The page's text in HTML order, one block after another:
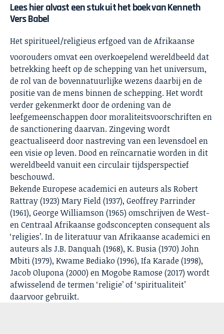
Lees hier alvast een stuk uit het boek van Kenneth
Vers Babel
Het spiritueel/religieus erfgoed van de Afrikaanse
voorouders omvat een overkoepelend wereldbeeld dat
betrekking heeft op de schepping van het universum,
de rol van de bovennatuurlijke wezens daarbij en de
positie van de mens binnen de schepping. Het wordt
verder gekenmerkt door de ordening van de
leefgemeenschappen door moraliteitsvoorschriften en
de sanctionering daarvan. Zingeving wordt
geactualiseerd door nastreving van een levensdoel en
een visie op leven. Dood en reïncarnatie worden in dit
wereldbeeld vanuit een circulair tijdsperspectief
beschouwd.
Bekende Europese academici en auteurs als Robert
Rattray (1923) Mary Field (1937), Geoffrey Parrinder
(1961), George Williamson (1965) omschrijven de West-
en Centraal Afrikaanse godsconcepten consequent als
‘religies’. In de literatuur van Afrikaanse academici en
auteurs als J.B. Danquah (1968), K. Busia (1970) John
Mbiti (1979), Kwame Bediako (1996), Ifa Karade (1998),
Jacob Olupona (2000) en Mogobe Ramose (2017) wordt
afwisselend de termen ‘religie’ of ‘spiritualiteit’
daarvoor gebruikt.